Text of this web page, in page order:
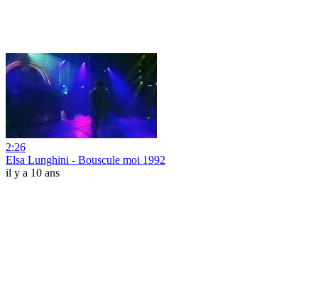
2:26
Elsa Lunghini - Bouscule moi 1992
il y a 10 ans